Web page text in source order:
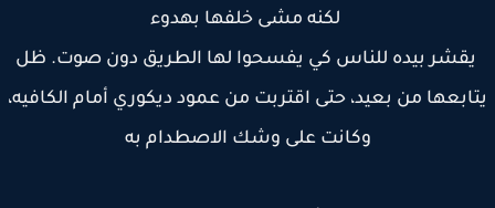
لكنه مشى خلفها بهدوء
بيده للناس كي يفسحوا لها الطريق دون صوت. ظل
من بعيد، حتى اقتربت من عمود ديكوري أمام الكافيه،
وكانت على وشك الاصطدام به